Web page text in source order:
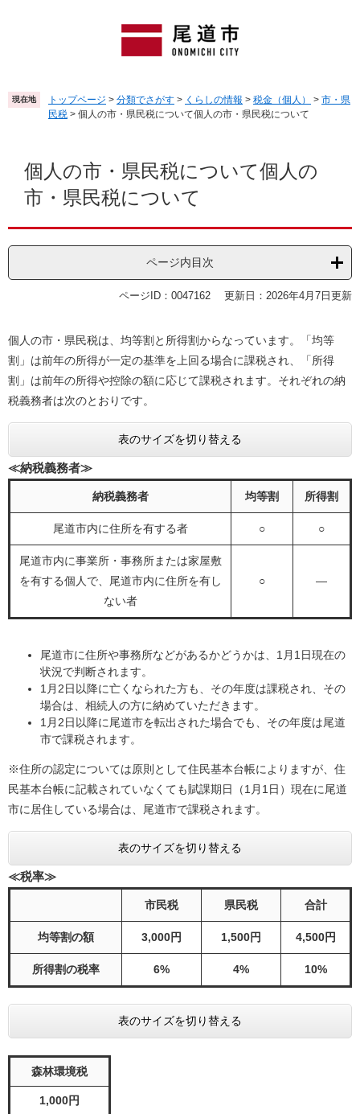
頭
で
飛
ば
現在地 トップページ > 分類でさがす > くらしの情報 > 税金（個人） > 市・県
民税 > 個人の市・県民税について個人の市・県民税について
個人の市・県民税について個人の
市・県民税について
ページ内目次
ページID：0047162 更新日：2026年4月7日更新
個人の市・県民税は、均等割と所得割からなっています。「均等
割」は前年の所得が一定の基準を上回る場合に課税され、「所得
割」は前年の所得や控除の額に応じて課税されます。それぞれの納
税義務者は次のとおりです。
表のサイズを切り替える
納税義務者 均等割 所得割
≪納税義務者≫
尾道市内に住所を有する者 ○ ○
尾道市内に事業所・事務所または家屋敷
を有する個人で、尾道市内に住所を有し
ない者
○ ―
尾道市に住所や事務所などがあるかどうかは、1月1日現在の
状況で判断されます。
1月2日以降に亡くなられた方も、その年度は課税され、その
場合は、相続人の方に納めていただきます。
1月2日以降に尾道市を転出された場合でも、その年度は尾道
市で課税されます。
※住所の認定については原則として住民基本台帳によりますが、住
民基本台帳に記載されていなくても賦課期日（1月1日）現在に尾道
市に居住している場合は、尾道市で課税されます。
表のサイズを切り替える
市民税 県民税 合計
≪税率≫
均等割の額 3,000円 1,500円 4,500円
所得割の税率 6% 4% 10%
表のサイズを切り替える
森林環境税
1,000円